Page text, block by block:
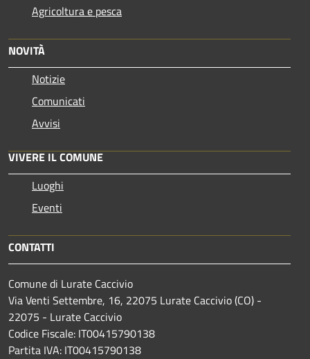
Agricoltura e pesca
NOVITÀ
Notizie
Comunicati
Avvisi
VIVERE IL COMUNE
Luoghi
Eventi
CONTATTI
Comune di Lurate Caccivio
Via Venti Settembre, 16, 22075 Lurate Caccivio (CO) -
22075 - Lurate Caccivio
Codice Fiscale: IT00415790138
Partita IVA: IT00415790138